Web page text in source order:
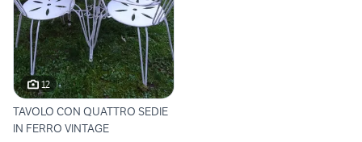
12
TAVOLO CON QUATTRO SEDIE
IN FERRO VINTAGE